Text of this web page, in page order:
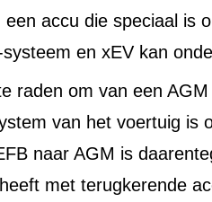
accu die speciaal is
en xEV kan
raden om van een
van het voertuig is
naar AGM is
met terugkerende